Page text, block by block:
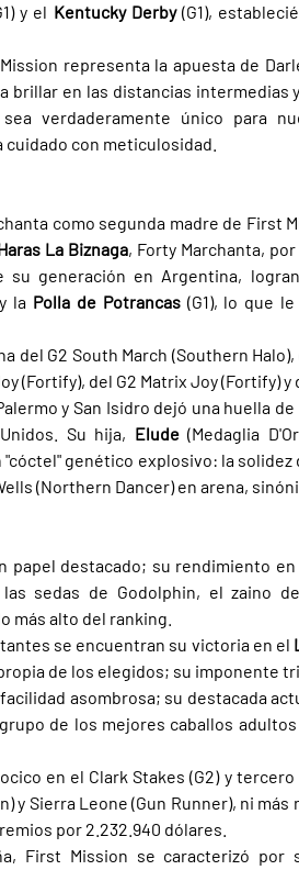
y el Kentucky Derby (G1),
representa la apuesta de
brillar en las distancias intermedias
verdaderamente único para
con meticulosidad.
como segunda madre de First
La Biznaga, Forty Marchanta,
su generación en Argentina,
la Polla de Potrancas (G1), lo que
del G2 South March (Southern
(Fortify), del G2 Matrix Joy (Fortify) y
y San Isidro dejó una huella
Su hija, Elude (Medaglia
genético explosivo: la solidez
(Northern Dancer) en arena,
papel destacado; su rendimiento
las sedas de Godolphin, el zaino
más alto del ranking.
se encuentran su victoria en el
de los elegidos; su imponente
asombrosa; su destacada
de los mejores caballos
en el Clark Stakes (G2) y
y Sierra Leone (Gun Runner), ni
por 2.232.940 dólares.
First Mission se caracterizó por